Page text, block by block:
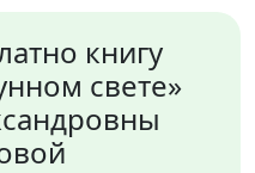
книгу
свете»